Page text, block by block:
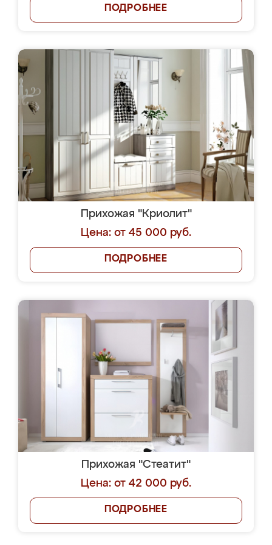
ПОДРОБНЕЕ
Прихожая "Криолит"
Цена: от 45 000 руб.
ПОДРОБНЕЕ
Прихожая "Стеатит"
Цена: от 42 000 руб.
ПОДРОБНЕЕ